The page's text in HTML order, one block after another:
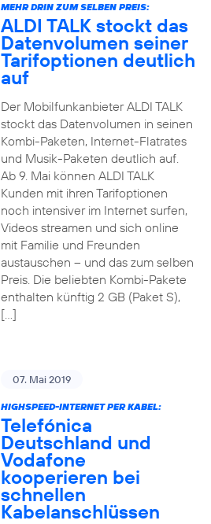
MEHR DRIN ZUM SELBEN PREIS:
ALDI TALK stockt das
Datenvolumen seiner
Tarifoptionen deutlich
auf
Der Mobilfunkanbieter ALDI TALK
stockt das Datenvolumen in seinen
Kombi-Paketen, Internet-Flatrates
und Musik-Paketen deutlich auf.
Ab 9. Mai können ALDI TALK
Kunden mit ihren Tarifoptionen
noch intensiver im Internet surfen,
Videos streamen und sich online
mit Familie und Freunden
austauschen – und das zum selben
Preis. Die beliebten Kombi-Pakete
enthalten künftig 2 GB (Paket S),
[…]
07. Mai 2019
HIGHSPEED-INTERNET PER KABEL:
Telefónica
Deutschland und
Vodafone
kooperieren bei
schnellen
Kabelanschlüssen